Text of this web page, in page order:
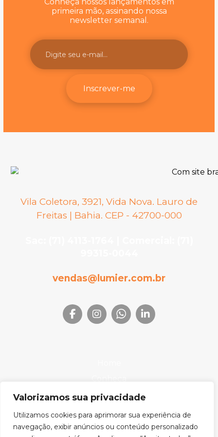
Valorizamos sua privacidade
Utilizamos cookies para aprimorar sua experiência de
navegação, exibir anúncios ou conteúdo personalizado
primeira mão, assinando nossa
newsletter semanal.
Inscrever-me
Vila Coletora, 3921, Vida Nova. Lauro de
Freitas | Bahia. CEP - 42700-000
vendas@lumier.com.br
Produtos
Downloads